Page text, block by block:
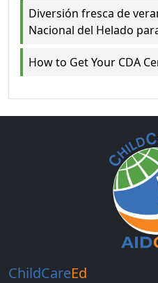
Diversión fresca de
Nacional del Helado
How to Get Your CDA
ChildCareEd